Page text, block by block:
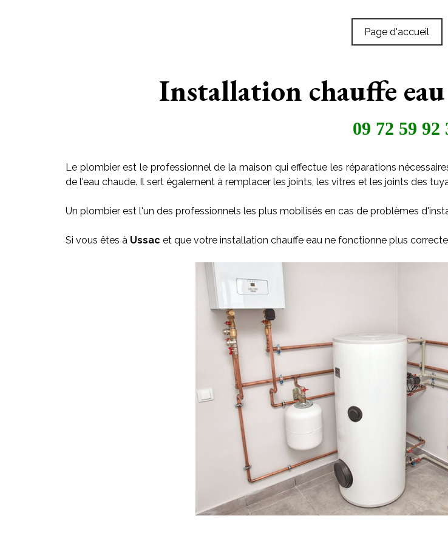
Page d'accueil
Installation chauffe
09 72 59 92
Le plombier est le professionnel de la maison qui effectue les réparations
de l'eau chaude. Il sert également à remplacer les joints, les vitres et les joints des
Un plombier est l'un des professionnels les plus mobilisés en cas de problèmes
Si vous êtes à Ussac et que votre installation chauffe eau ne fonctionne plus